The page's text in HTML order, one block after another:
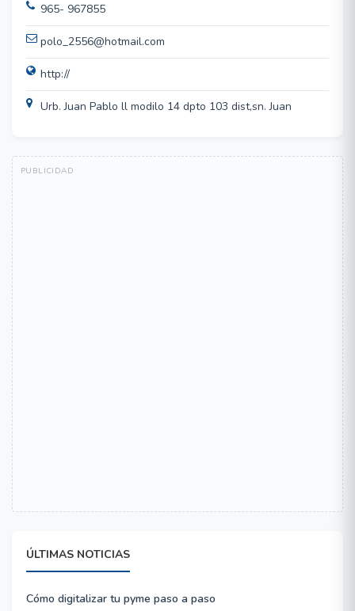
965- 967855
polo_2556@hotmail.com
http://
Urb. Juan Pablo ll modilo 14 dpto 103 dist,sn. Juan
ÚLTIMAS NOTICIAS
Cómo digitalizar tu pyme paso a paso